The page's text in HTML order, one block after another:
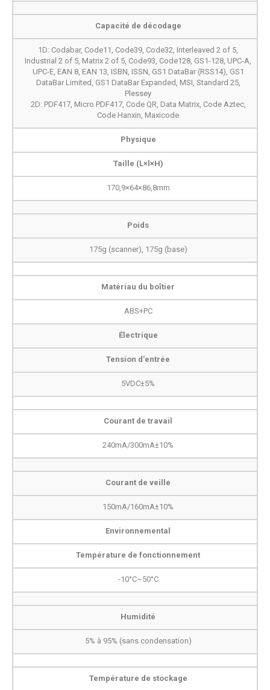
Capacité de décodage
1D: Codabar, Code11, Code39, Code32, Interleaved 2 of 5,
Industrial 2 of 5, Matrix 2 of 5, Code93, Code128, GS1-128, UPC-A,
UPC-E, EAN 8, EAN 13, ISBN, ISSN, GS1 DataBar (RSS14), GS1
DataBar Limited, GS1 DataBar Expanded, MSI, Standard 25,
Plessey
2D: PDF417, Micro PDF417, Code QR, Data Matrix, Code Aztec,
Code Hanxin, Maxicode
Physique
Taille (L×l×H)
170,9×64×86,8mm
Poids
175g (scanner), 175g (base)
Matériau du boîtier
ABS+PC
Électrique
Tension d'entrée
5VDC±5%
Courant de travail
240mA/300mA±10%
Courant de veille
150mA/160mA±10%
Environnemental
Température de fonctionnement
-10°C~50°C
Humidité
5% à 95% (sans condensation)
Température de stockage